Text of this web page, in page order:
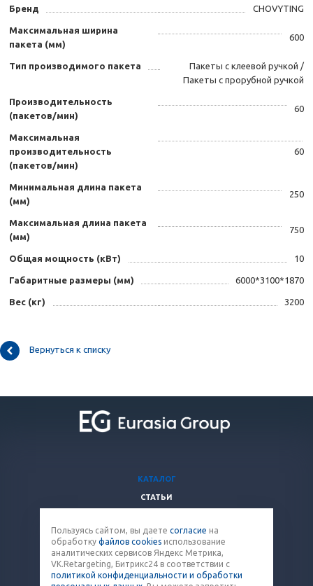
Бренд CHOVYTING
Максимальная ширина
пакета (мм)
600
Тип производимого пакета
Пакеты с клеевой ручкой /
Пакеты с прорубной ручкой
Производительность
(пакетов/мин)
60
Максимальная
производительность
(пакетов/мин)
60
Минимальная длина пакета
(мм)
250
Максимальная длина пакета
(мм)
750
Общая мощность (кВт) 10
Габаритные размеры (мм) 6000*3100*1870
Вес (кг) 3200
Вернуться к списку
КАТАЛОГ
СТАТЬИ
КОМПАНИЯ
КОНТАКТЫ
8 (800) 707-12-53
Пользуясь сайтом, вы даете согласие на
обработку файлов cookies использование
аналитических сервисов Яндекс Метрика,
VK.Retargeting, Битрикс24 в соответствии с
политикой конфиденциальности и обработки